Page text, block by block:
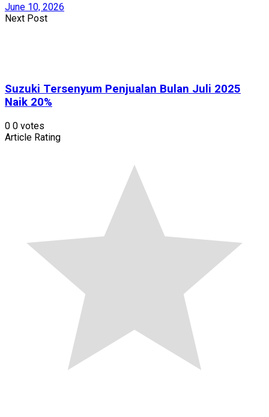
June 10, 2026
Next Post
Suzuki Tersenyum Penjualan Bulan Juli 2025
Naik 20%
0 0 votes
Article Rating